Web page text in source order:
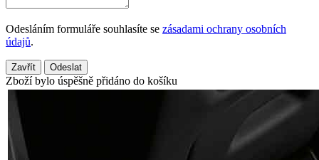
Odesláním formuláře souhlasíte se zásadami ochrany osobních
údajů.
Zavřít Odeslat
Zboží bylo úspěšně přidáno do košíku